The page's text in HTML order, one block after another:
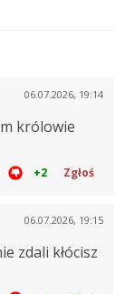
06.07.2026, 19:14
królowie
+2 Zgłoś
06.07.2026, 19:15
zdali kłócisz